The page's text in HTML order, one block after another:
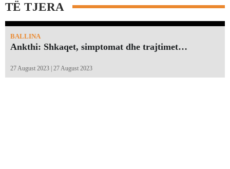
TË TJERA
BALLINA
Ankthi: Shkaqet, simptomat dhe trajtimet…
27 August 2023 | 27 August 2023